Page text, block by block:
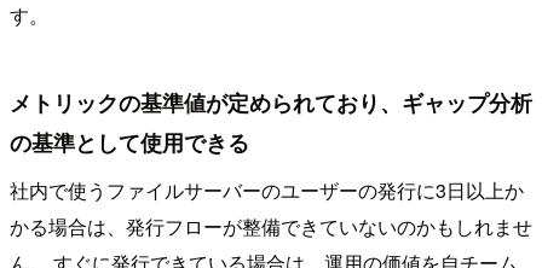
す。
メトリックの基準値が定められており、ギャップ分析
の基準として使用できる
社内で使うファイルサーバーのユーザーの発行に3日以上か
かる場合は、発行フローが整備できていないのかもしれませ
ん。 すぐに発行できている場合は、運用の価値を自チーム